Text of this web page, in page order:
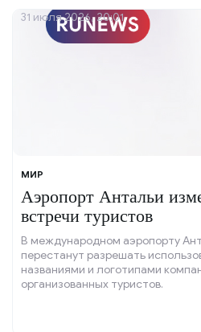
МИР
Аэропорт Антальи
встречи туристов
В международном аэропорту
перестанут разрешать
названиями и логотипами
организованных туристов.
31 июля 2026, 20:01